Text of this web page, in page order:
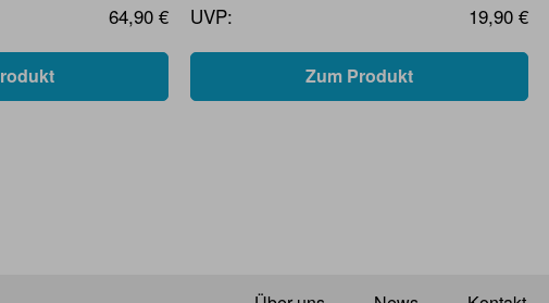
64,90 € UVP: 19,90 €
Zum Produkt